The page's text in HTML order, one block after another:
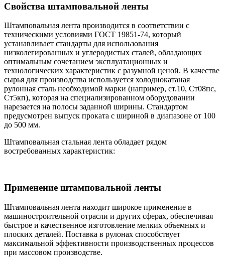
Свойства штамповальной ленты
Штамповальная лента производится в соответствии с
техническими условиями ГОСТ 19851-74, который
устанавливает стандарты для использования
низколегированных и углеродистых сталей, обладающих
оптимальным сочетанием эксплуатационных и
технологических характеристик с разумной ценой. В качестве
сырья для производства используется холоднокатаная
рулонная сталь необходимой марки (например, ст.10, Ст08пс,
Ст5кп), которая на специализированном оборудовании
нарезается на полосы заданной ширины. Стандартом
предусмотрен выпуск проката с шириной в диапазоне от 100
до 500 мм.
Штамповальная стальная лента обладает рядом
востребованных характеристик:
Применение штамповальной ленты
Штамповальная лента находит широкое применение в
машиностроительной отрасли и других сферах, обеспечивая
быстрое и качественное изготовление мелких объемных и
плоских деталей. Поставка в рулонах способствует
максимальной эффективности производственных процессов
при массовом производстве.